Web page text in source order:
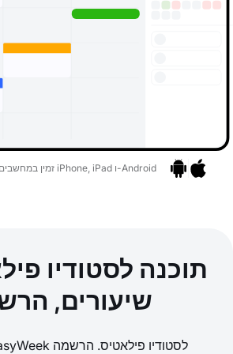
זמין במחשבים ובאפליקציות לנייד עבור iPhone, iPad ו-Android
תוכנה לסטודיו
שיעורים,